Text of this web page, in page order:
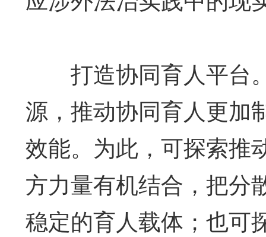
打造协同育人平台
源，推动协同育人更加
效能。为此，可探索推
方力量有机结合，把分
稳定的育人载体；也可